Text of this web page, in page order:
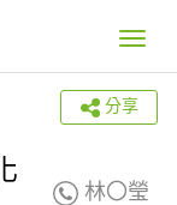
Toggle
分享
林〇瑩